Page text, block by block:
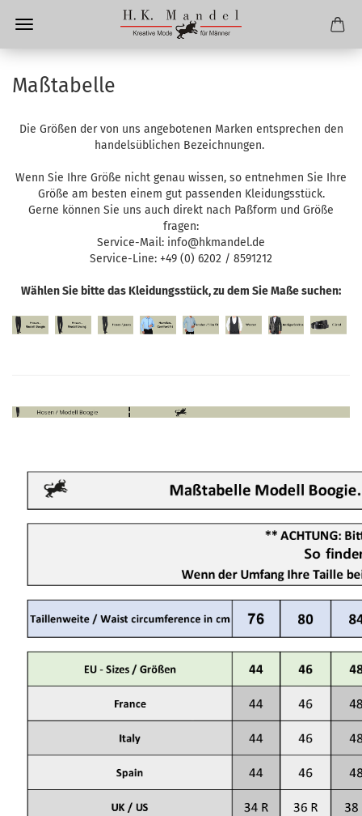
Maßtabelle
Die Größen der von uns angebotenen Marken entsprechen den
handelsüblichen Bezeichnungen.
Wenn Sie Ihre Größe nicht genau wissen, so entnehmen Sie Ihre
Größe am besten einem gut passenden Kleidungsstück.
Gerne können Sie uns auch direkt nach Paßform und Größe
fragen:
Service-Mail: info@hkmandel.de
Service-Line: +49 (0) 6202 / 8591212
Wählen Sie bitte das Kleidungsstück, zu dem Sie Maße suchen: